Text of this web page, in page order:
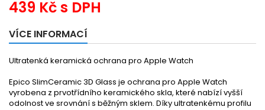
439 Kčs DPH
VÍCE INFORMACÍ
Ultratenká keramická ochrana pro Apple Watch
Epico SlimCeramic 3D Glass je ochrana pro Apple Watch
vyrobena z prvotřídního keramického skla, které nabízí vyšší
odolnost ve srovnání s běžným sklem. Díky ultratenkému profilu